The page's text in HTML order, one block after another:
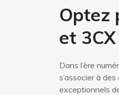
Optez
et 3CX
Dans l’ère
s’associer à
exceptionnels